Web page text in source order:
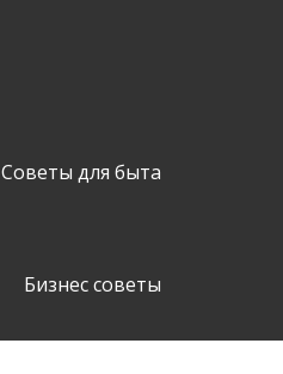
Советы для быта
Бизнес советы